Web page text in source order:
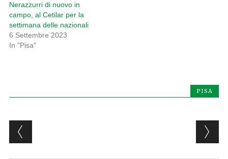
Nerazzurri di nuovo in
campo, al Cetilar per la
settimana delle nazionali
6 Settembre 2023
In "Pisa"
PISA
Post navigation